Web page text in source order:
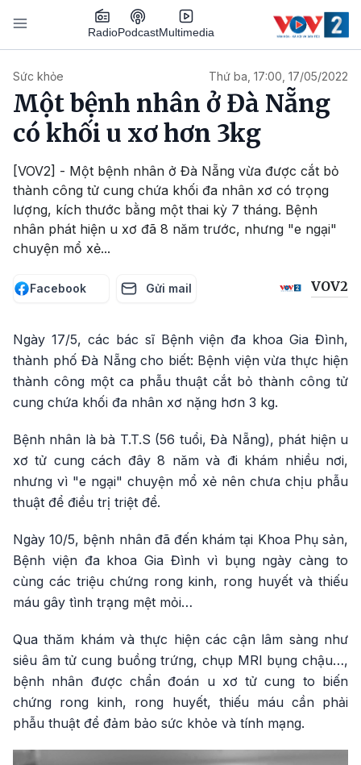
Nhảy đến nội dung
RadioPodcastMultimedia
Sức khỏe Thứ ba, 17:00, 17/05/2022
Một bệnh nhân ở Đà Nẵng
có khối u xơ hơn 3kg
[VOV2] - Một bệnh nhân ở Đà Nẵng vừa được cắt bỏ
thành công tử cung chứa khối đa nhân xơ có trọng
lượng, kích thước bằng một thai kỳ 7 tháng. Bệnh
nhân phát hiện u xơ đã 8 năm trước, nhưng "e ngại"
chuyện mổ xẻ...
Facebook Gửi mail VOV2
Ngày 17/5, các bác sĩ Bệnh viện đa khoa Gia Đình,
thành phố Đà Nẵng cho biết: Bệnh viện vừa thực hiện
thành công một ca phẫu thuật cắt bỏ thành công tử
cung chứa khối đa nhân xơ nặng hơn 3 kg.
Bệnh nhân là bà T.T.S (56 tuổi, Đà Nẵng), phát hiện u
xơ tử cung cách đây 8 năm và đi khám nhiều nơi,
nhưng vì "e ngại" chuyện mổ xẻ nên chưa chịu phẫu
thuật để điều trị triệt để.
Ngày 10/5, bệnh nhân đã đến khám tại Khoa Phụ sản,
Bệnh viện đa khoa Gia Đình vì bụng ngày càng to
cùng các triệu chứng rong kinh, rong huyết và thiếu
máu gây tình trạng mệt mỏi…
Qua thăm khám và thực hiện các cận lâm sàng như
siêu âm tử cung buồng trứng, chụp MRI bụng chậu…,
bệnh nhân được chẩn đoán u xơ tử cung to biến
chứng rong kinh, rong huyết, thiếu máu cần phải
phẫu thuật để đảm bảo sức khỏe và tính mạng.